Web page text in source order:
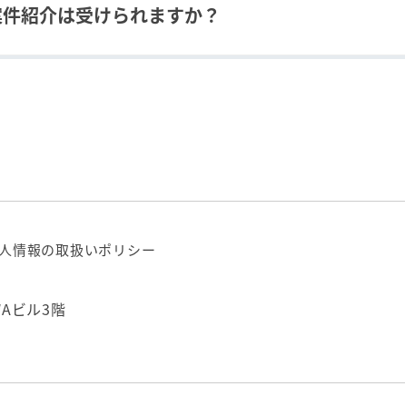
紹介は受けられますか？
情報の取扱いポリシー
ビル3階